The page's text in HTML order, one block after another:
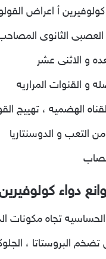
أ اعراض
العصبى الثانوى
و الاثنى عشر
و القنوات المراريه
الهضميه ، تهييج
من التعب و الدوسنتاريا
دواء
تجاه مكونات
البروستاتا ،